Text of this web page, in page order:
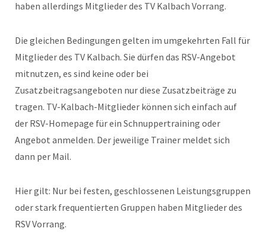
haben allerdings Mitglieder des TV Kalbach Vorrang.
Die gleichen Bedingungen gelten im umgekehrten Fall für
Mitglieder des TV Kalbach. Sie dürfen das RSV-Angebot
mitnutzen, es sind keine oder bei
Zusatzbeitragsangeboten nur diese Zusatzbeiträge zu
tragen. TV-Kalbach-Mitglieder können sich einfach auf
der RSV-Homepage für ein Schnuppertraining oder
Angebot anmelden. Der jeweilige Trainer meldet sich
dann per Mail.
Hier gilt: Nur bei festen, geschlossenen Leistungsgruppen
oder stark frequentierten Gruppen haben Mitglieder des
RSV Vorrang.